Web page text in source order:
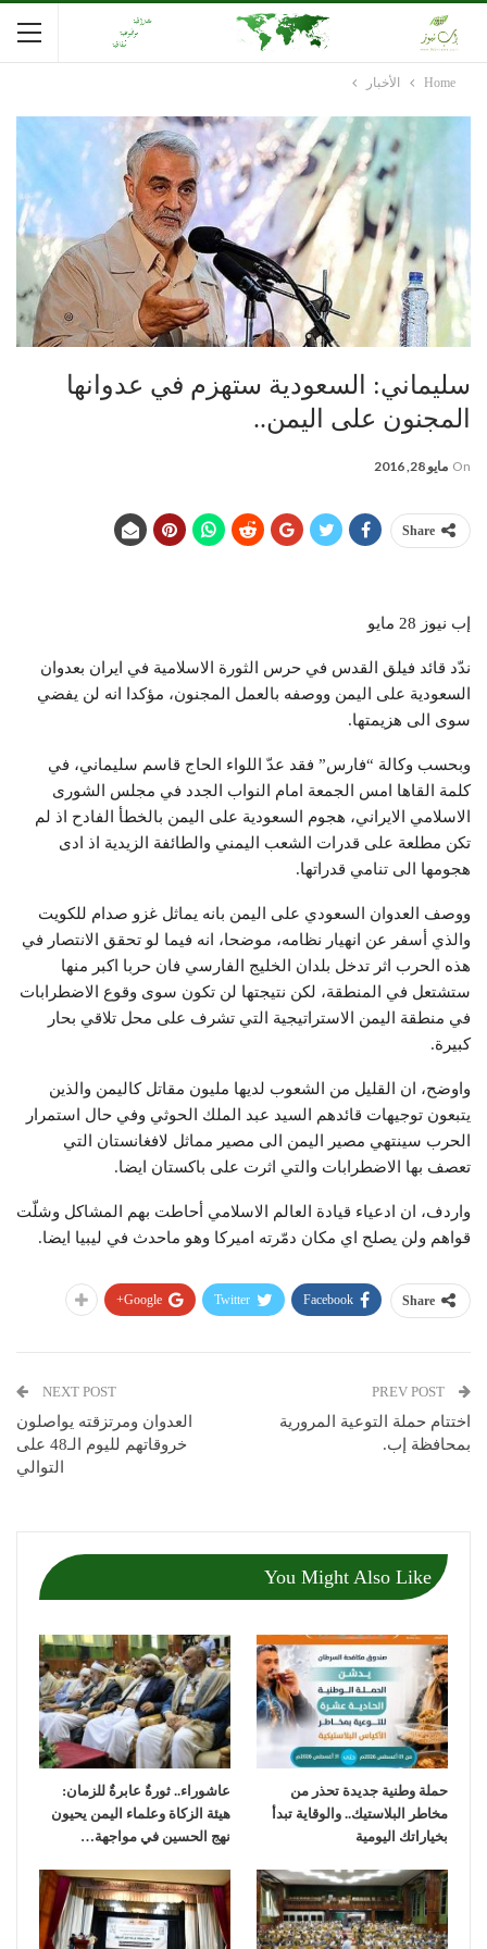
Home الأخبار
سليماني: السعودية ستهزم في عدوانها
المجنون على اليمن..
On مايو 28, 2016
Share
إب نيوز 28 مايو
ندّد قائد فيلق القدس في حرس الثورة الاسلامية في ايران بعدوان
السعودية على اليمن ووصفه بالعمل المجنون، مؤكدا انه لن يفضي
سوى الى هزيمتها.
وبحسب وكالة “فارس” فقد عدّ اللواء الحاج قاسم سليماني، في
كلمة القاها امس الجمعة امام النواب الجدد في مجلس الشورى
الاسلامي الايراني، هجوم السعودية على اليمن بالخطأ الفادح اذ لم
تكن مطلعة على قدرات الشعب اليمني والطائفة الزيدية اذ ادى
هجومها الى تنامي قدراتها.
ووصف العدوان السعودي على اليمن بانه يماثل غزو صدام للكويت
والذي أسفر عن انهيار نظامه، موضحا، انه فيما لو تحقق الانتصار في
هذه الحرب اثر تدخل بلدان الخليج الفارسي فان حربا اكبر منها
ستشتعل في المنطقة، لكن نتيجتها لن تكون سوى وقوع الاضطرابات
في منطقة اليمن الاستراتيجية التي تشرف على محل تلاقي بحار
كبيرة.
واوضح، ان القليل من الشعوب لديها مليون مقاتل كاليمن والذين
يتبعون توجيهات قائدهم السيد عبد الملك الحوثي وفي حال استمرار
الحرب سينتهي مصير اليمن الى مصير مماثل لافغانستان التي
تعصف بها الاضطرابات والتي اثرت على باكستان ايضا.
واردف، ان ادعياء قيادة العالم الاسلامي أحاطت بهم المشاكل وشلّت
قواهم ولن يصلح اي مكان دمّرته اميركا وهو ماحدث في ليبيا ايضا.
Share
Facebook
Twitter
Google+
اختتام حملة التوعية المرورية
بمحافظة إب.
NEXT POST
العدوان ومرتزقته يواصلون
خروقاتهم لليوم الـ48 على
التوالي
You Might Also Like
حملة وطنية جديدة تحذر من
مخاطر البلاستيك.. والوقاية تبدأ
بخياراتك اليومية
عاشوراء.. ثورةٌ عابرةٌ للزمان:
هيئة الزكاة وعلماء اليمن يحيون
نهج الحسين في مواجهة…